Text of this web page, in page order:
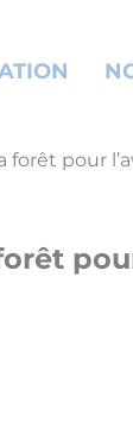
forêt pour